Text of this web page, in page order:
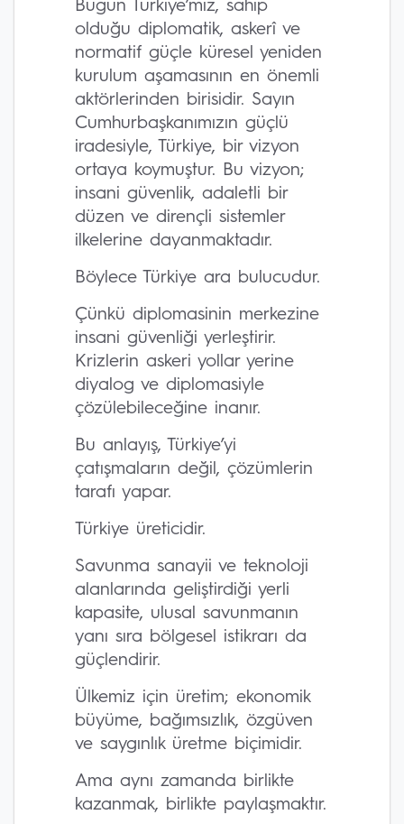
Bugün Türkiye’miz, sahip
olduğu diplomatik, askerî ve
normatif güçle küresel yeniden
kurulum aşamasının en önemli
aktörlerinden birisidir. Sayın
Cumhurbaşkanımızın güçlü
iradesiyle, Türkiye, bir vizyon
ortaya koymuştur. Bu vizyon;
insani güvenlik, adaletli bir
düzen ve dirençli sistemler
ilkelerine dayanmaktadır.
Böylece Türkiye ara bulucudur.
Çünkü diplomasinin merkezine
insani güvenliği yerleştirir.
Krizlerin askeri yollar yerine
diyalog ve diplomasiyle
çözülebileceğine inanır.
Bu anlayış, Türkiye’yi
çatışmaların değil, çözümlerin
tarafı yapar.
Türkiye üreticidir.
Savunma sanayii ve teknoloji
alanlarında geliştirdiği yerli
kapasite, ulusal savunmanın
yanı sıra bölgesel istikrarı da
güçlendirir.
Ülkemiz için üretim; ekonomik
büyüme, bağımsızlık, özgüven
ve saygınlık üretme biçimidir.
Ama aynı zamanda birlikte
kazanmak, birlikte paylaşmaktır.